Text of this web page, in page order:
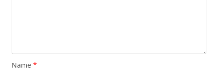
Name *